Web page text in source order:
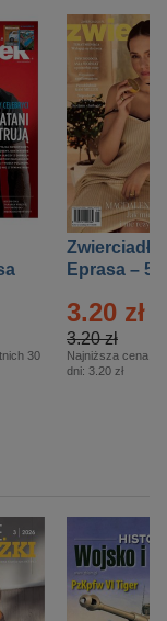
30
Zwierciadło
Eprasa – 5/
3.20 zł
3.20 zł
Najniższa cena z
dni: 3.20 zł